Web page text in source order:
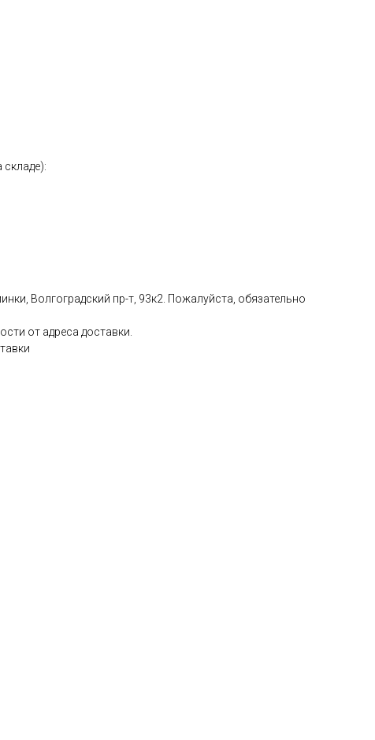
Волгоградский пр-т, 93к2. Пожалуйста, обязательно
от адреса доставки.